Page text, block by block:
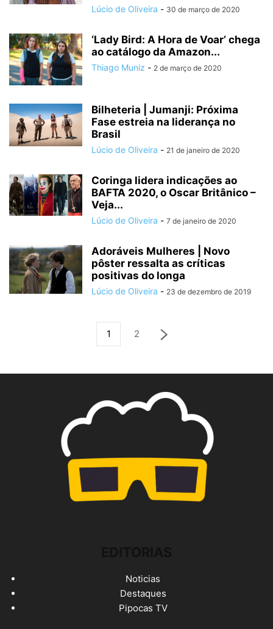
Lúcio de Oliveira - 30 de março de 2020
‘Lady Bird: A Hora de Voar’ chega
ao catálogo da Amazon...
Thiago Muniz - 2 de março de 2020
Bilheteria | Jumanji: Próxima
Fase estreia na liderança no
Brasil
Lúcio de Oliveira - 21 de janeiro de 2020
Coringa lidera indicações ao
BAFTA 2020, o Oscar Britânico –
Veja...
Lúcio de Oliveira - 7 de janeiro de 2020
Adoráveis Mulheres | Novo
pôster ressalta as críticas
positivas do longa
Lúcio de Oliveira - 23 de dezembro de 2019
1 2
Noticias
Destaques
Pipocas TV